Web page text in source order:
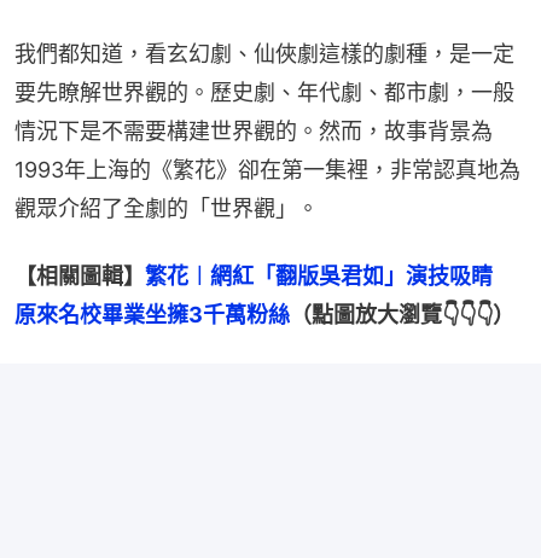
我們都知道，看玄幻劇、仙俠劇這樣的劇種，是一定
要先瞭解世界觀的。歷史劇、年代劇、都市劇，一般
情況下是不需要構建世界觀的。然而，故事背景為
1993年上海的《繁花》卻在第一集裡，非常認真地為
觀眾介紹了全劇的「世界觀」。
【相關圖輯】 繁花︱網紅「翻版吳君如」演技吸睛
原來名校畢業坐擁3千萬粉絲 （點圖放大瀏覽👇👇👇）